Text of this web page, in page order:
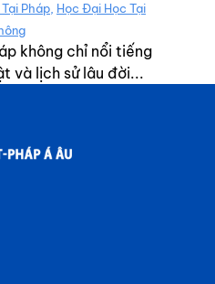
Pháp Học Đại Học Tại
không chỉ nổi tiếng
và lịch sử lâu đời...